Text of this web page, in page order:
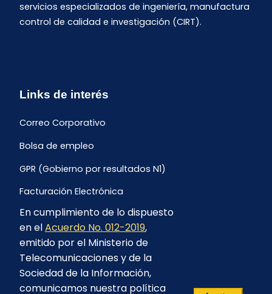
servicios especializados de ingeniería, manufactura
control de calidad e investigación (CIRT).
Links de interés
Correo Corporativo
Bolsa de empleo
GPR (Gobierno por resultados N1)
Facturación Electrónica
Archivo Histórico de Facturación
Portal Ambiental y Social
Proyecto Geotérmico Chachimbiro
Contratación consultoría mediante “Lista Corta”
En cumplimiento de lo dispuesto
en elAcuerdo No. 012-2019,
emitido por el Ministerio de
Telecomunicaciones y de la
Sociedad de la Información,
comunicamos nuestra política